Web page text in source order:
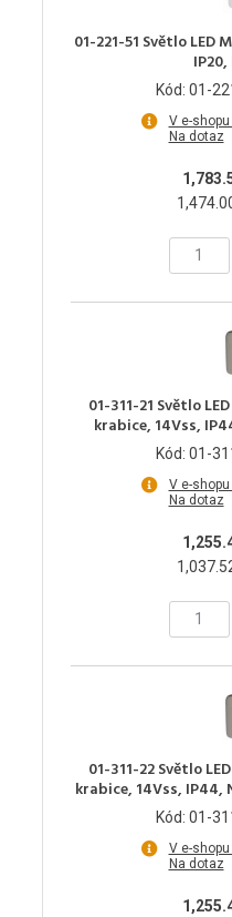
01-221-51 Světlo
Kód: 01-
V e-
Na dotaz
01-311-21 Světlo
krabice, 14Vss,
Kód: 01-
V e-
Na dotaz
01-311-22 Světlo
krabice, 14Vss, IP44,
Kód: 01-
V e-
Na dotaz